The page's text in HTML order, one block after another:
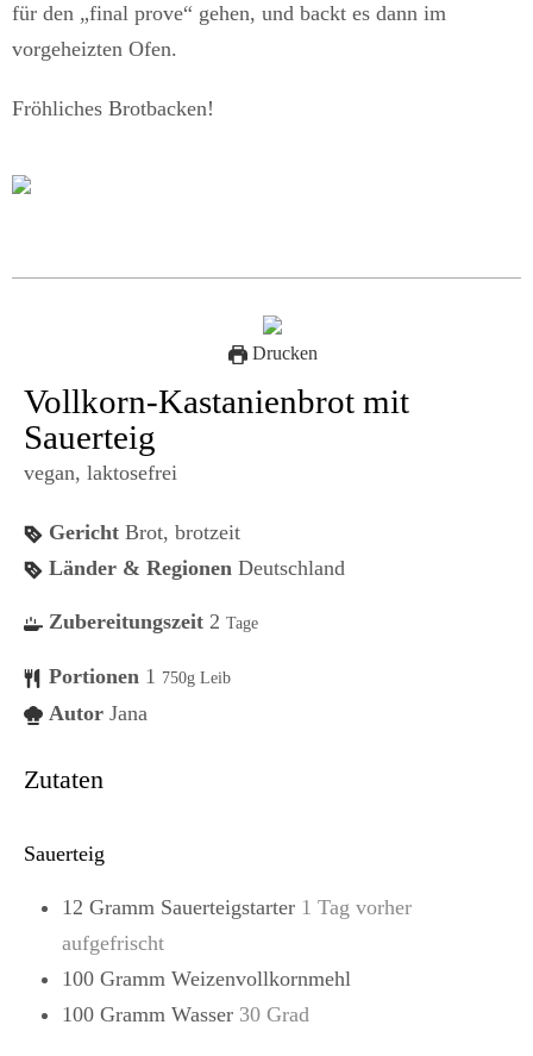
für den „final prove“ gehen, und backt es dann im
vorgeheizten Ofen.
Fröhliches Brotbacken!
Drucken
Vollkorn-Kastanienbrot mit
Sauerteig
vegan, laktosefrei
Gericht Brot, brotzeit
Länder & Regionen Deutschland
Zubereitungszeit 2 Tage
Portionen 1 750g Leib
Autor Jana
Zutaten
Sauerteig
12 Gramm Sauerteigstarter 1 Tag vorher
aufgefrischt
100 Gramm Weizenvollkornmehl
100 Gramm Wasser 30 Grad